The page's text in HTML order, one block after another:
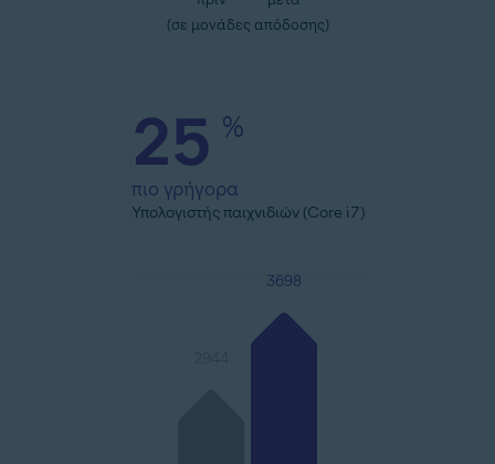
(σε μονάδες απόδοσης)
25 %
πιο γρήγορα
Υπολογιστής παιχνιδιών (Core i7)
3698